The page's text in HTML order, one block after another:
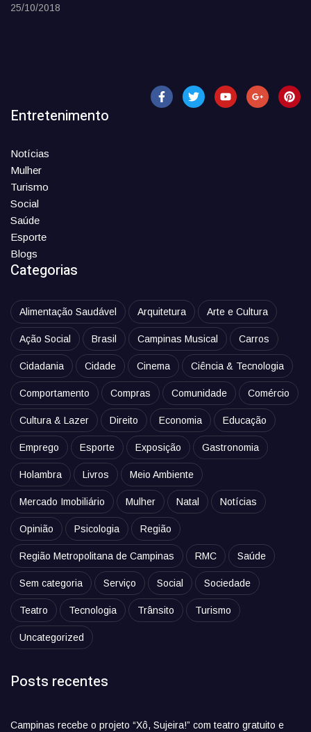
25/10/2018
Entretenimento
Notícias
Mulher
Turismo
Social
Saúde
Esporte
Blogs
Categorias
Alimentação Saudável Arquitetura Arte e Cultura
Ação Social Brasil Campinas Musical Carros
Cidadania Cidade Cinema Ciência & Tecnologia
Comportamento Compras Comunidade Comércio
Cultura & Lazer Direito Economia Educação
Emprego Esporte Exposição Gastronomia
Holambra Livros Meio Ambiente
Mercado Imobiliário Mulher Natal Notícias
Opinião Psicologia Região
Região Metropolitana de Campinas RMC Saúde
Sem categoria Serviço Social Sociedade
Teatro Tecnologia Trânsito Turismo
Uncategorized
Posts recentes
Campinas recebe o projeto “Xô, Sujeira!” com teatro gratuito e